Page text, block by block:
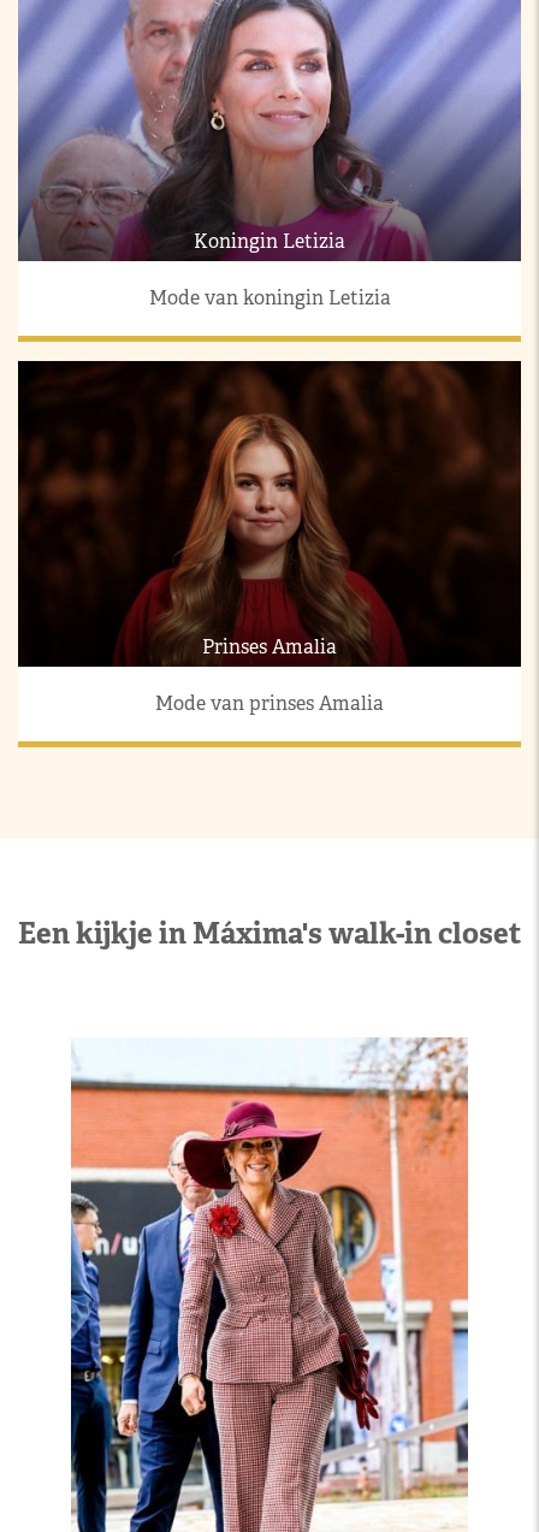
Koningin Letizia
Mode van koningin Letizia
Prinses Amalia
Mode van prinses Amalia
Een kijkje in Máxima's walk-in closet